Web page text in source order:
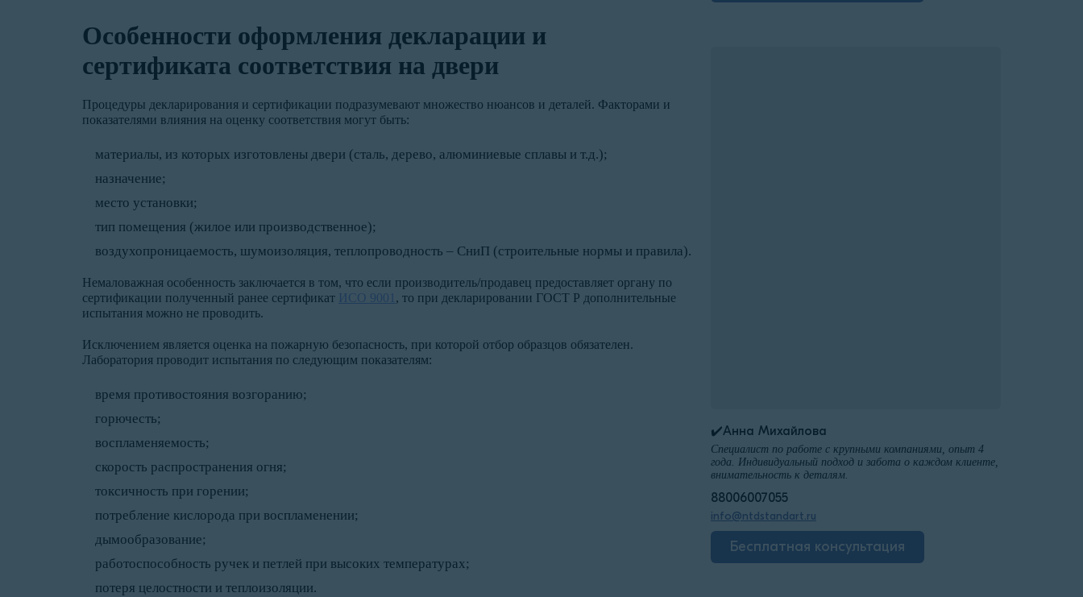
Особенности оформления декларации и
сертификата соответствия на двери
Процедуры декларирования и сертификации подразумевают множество нюансов и деталей. Факторами и
показателями влияния на оценку соответствия могут быть:
материалы, из которых изготовлены двери (сталь, дерево, алюминиевые сплавы и т.д.);
назначение;
место установки;
тип помещения (жилое или производственное);
воздухопроницаемость, шумоизоляция, теплопроводность – СниП (строительные нормы и правила).
Немаловажная особенность заключается в том, что если производитель/продавец предоставляет органу по
сертификации полученный ранее сертификат ИСО 9001 , то при декларировании ГОСТ Р дополнительные
испытания можно не проводить.
Исключением является оценка на пожарную безопасность, при которой отбор образцов обязателен.
Лаборатория проводит испытания по следующим показателям:
время противостояния возгоранию;
горючесть;
воспламеняемость;
скорость распространения огня;
токсичность при горении;
потребление кислорода при воспламенении;
дымообразование;
работоспособность ручек и петлей при высоких температурах;
потеря целостности и теплоизоляции.
✔️Анна Михайлова
Специалист по работе с крупными компаниями, опыт 4
года. Индивидуальный подход и забота о каждом клиенте,
внимательность к деталям.
88006007055
info@ntdstandart.ru
Бесплатная консультация